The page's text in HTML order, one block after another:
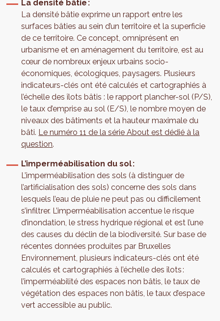
La densité bâtie :
La densité bâtie exprime un rapport entre les
surfaces bâties au sein d’un territoire et la superficie
de ce territoire. Ce concept, omniprésent en
urbanisme et en aménagement du territoire, est au
cœur de nombreux enjeux urbains socio-
économiques, écologiques, paysagers. Plusieurs
indicateurs-clés ont été calculés et cartographiés à
l’échelle des îlots bâtis : le rapport plancher-sol (P/S),
le taux d’emprise au sol (E/S), le nombre moyen de
niveaux des bâtiments et la hauteur maximale du
bâti. Le numéro 11 de la série About est dédié à la
question.
L’imperméabilisation du sol :
L’imperméabilisation des sols (à distinguer de
l’artificialisation des sols) concerne des sols dans
lesquels l’eau de pluie ne peut pas ou difficilement
s’infiltrer. L’imperméabilisation accentue le risque
d’inondation, le stress hydrique régional et est l’une
des causes du déclin de la biodiversité. Sur base de
récentes données produites par Bruxelles
Environnement, plusieurs indicateurs-clés ont été
calculés et cartographiés à l’échelle des îlots :
l’imperméabilité des espaces non bâtis, le taux de
végétation des espaces non bâtis, le taux d’espace
vert accessible au public.